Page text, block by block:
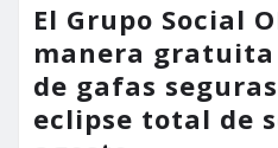
El Grupo Social
manera gratuita
de gafas
eclipse total de